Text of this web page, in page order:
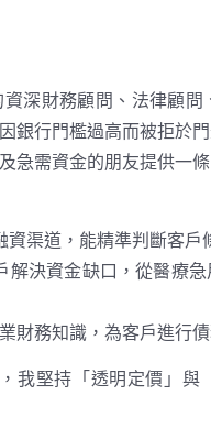
深財務顧問、法律顧
銀行門檻過高而被拒於
急需資金的朋友提供一
渠道，能精準判斷客戶
決資金缺口，從醫療
財務知識，為客戶進行
我堅持「透明定價」